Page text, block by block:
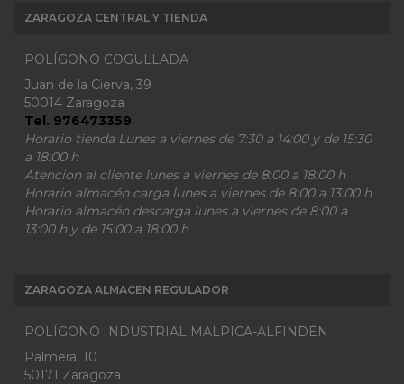
ZARAGOZA CENTRAL Y TIENDA
POLÍGONO COGULLADA
Juan de la Cierva, 39
50014 Zaragoza
Tel. 976473359
Horario tienda Lunes a viernes de 7:30 a 14:00 y de 15:30
a 18:00 h
Atencion al cliente lunes a viernes de 8:00 a 18:00 h
Horario almacén carga lunes a viernes de 8:00 a 13:00 h
Horario almacén descarga lunes a viernes de 8:00 a
13:00 h y de 15:00 a 18:00 h
ZARAGOZA ALMACEN REGULADOR
POLÍGONO INDUSTRIAL MALPICA-ALFINDÉN
Palmera, 10
50171 Zaragoza